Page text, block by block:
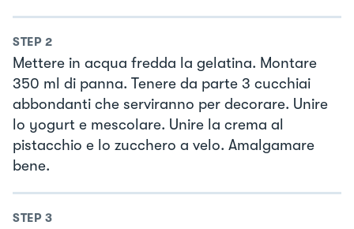
STEP 2
Mettere in acqua fredda la gelatina. Montare
350 ml di panna. Tenere da parte 3 cucchiai
abbondanti che serviranno per decorare. Unire
lo yogurt e mescolare. Unire la crema al
pistacchio e lo zucchero a velo. Amalgamare
bene.
STEP 3